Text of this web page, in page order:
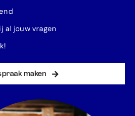
al jouw vragen
maken